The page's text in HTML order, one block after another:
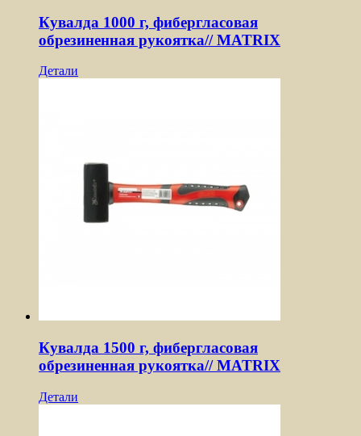
Кувалда 1000 г, фибергласовая
обрезиненная рукоятка// MATRIX
Детали
Кувалда 1500 г, фибергласовая
обрезиненная рукоятка// MATRIX
Детали